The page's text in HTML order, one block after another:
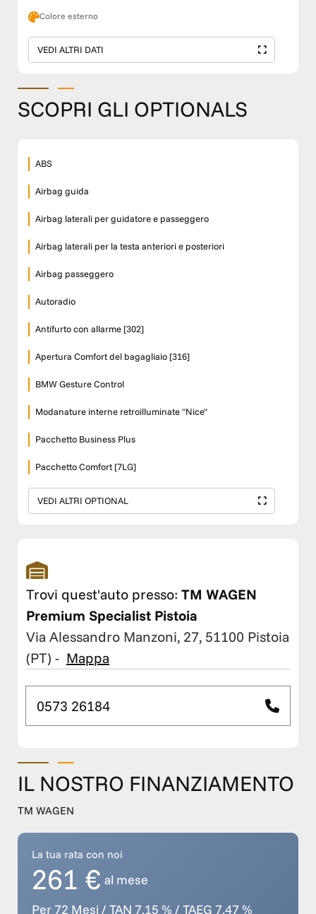
Colore esterno
VEDI ALTRI DATI
SCOPRI GLI OPTIONALS
ABS
Airbag guida
Airbag laterali per guidatore e passeggero
Airbag laterali per la testa anteriori e posteriori
Airbag passeggero
Autoradio
Antifurto con allarme [302]
Apertura Comfort del bagagliaio [316]
BMW Gesture Control
Modanature interne retroilluminate "Nice"
Pacchetto Business Plus
Pacchetto Comfort [7LG]
VEDI ALTRI OPTIONAL
Trovi quest'auto presso: TM WAGEN
Premium Specialist Pistoia
Via Alessandro Manzoni, 27, 51100 Pistoia
(PT) - Mappa
0573 26184
IL NOSTRO FINANZIAMENTO
TM WAGEN
La tua rata con noi
261 € al mese
Per 72 Mesi / TAN 7,15 % / TAEG 7,47 %